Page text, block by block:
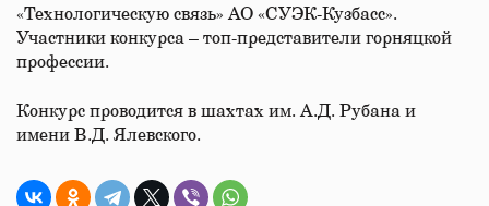
«Технологическую связь» АО «СУЭК-Кузбасс».
Участники конкурса – топ-представители горняцкой
профессии.
Конкурс проводится в шахтах им. А.Д. Рубана и
имени В.Д. Ялевского.